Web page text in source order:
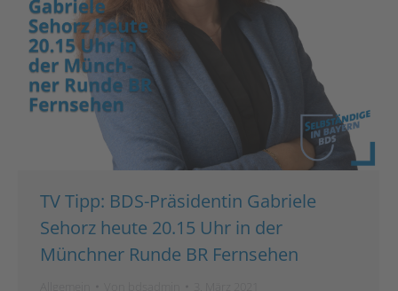
TV Tipp: BDS-Präsidentin Gabriele
Sehorz heute 20.15 Uhr in der
Münchner Runde BR Fernsehen